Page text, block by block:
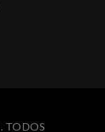
. TODOS